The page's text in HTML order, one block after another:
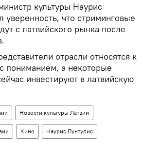
культуры Наурис
уверенность, что стриминговые
с латвийского рынка после
отрасли относятся к
пониманием, а некоторые
инвестируют в латвийскую
Новости культуры Латвии
Кино Наурис Пунтулис